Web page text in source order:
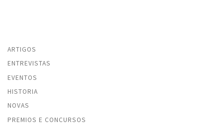
ARTIGOS
ENTREVISTAS
EVENTOS
HISTORIA
NOVAS
PREMIOS E CONCURSOS